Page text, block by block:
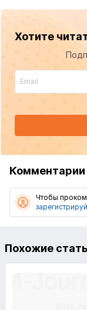
Хотите
Комментарии
Чтобы
Похожие